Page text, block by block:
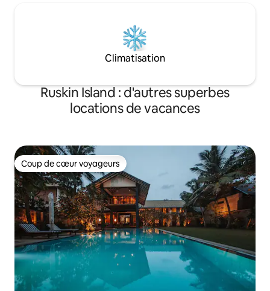
Climatisation
Ruskin Island : d'autres superbes
locations de vacances
Coup de cœur voyageurs
Coup de cœur voyageurs